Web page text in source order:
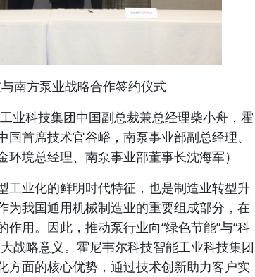
南方泵业战略合作签约仪式
业科技集团中国副总裁兼总经理柴小舟，霍
首席技术官谷峪，南泵事业部副总经理、
境总经理、南泵事业部董事长沈海军）
工业化的鲜明时代特征，也是制造业转型升
为我国通用机械制造业的重要组成部分，在
用。因此，推动泵行业向“绿色节能”与“科
战略意义。霍尼韦尔科技智能工业科技集团
方面的核心优势，通过技术创新助力客户实